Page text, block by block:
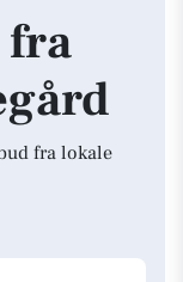
fra lokale